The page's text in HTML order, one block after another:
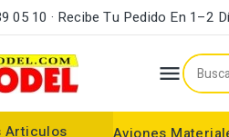
05 10 · Recibe Tu Pedido En 1–2

Articulos